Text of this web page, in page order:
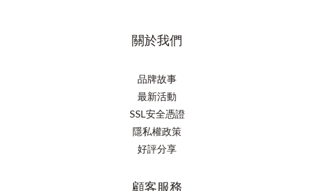
關於我們
品牌故事
最新活動
SSL安全憑證
隱私權政策
好評分享
顧客服務